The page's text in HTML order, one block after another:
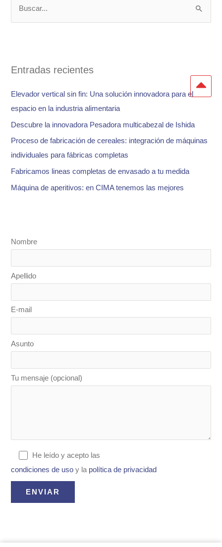
u
a
p
o
r
:
Entradas recientes
Elevador vertical sin fin: Una solución innovadora para el
espacio en la industria alimentaria
Descubre la innovadora Pesadora multicabezal de Ishida
Proceso de fabricación de cereales: integración de máquinas
individuales para fábricas completas
Fabricamos lineas completas de envasado a tu medida
Máquina de aperitivos: en CIMA tenemos las mejores
Nombre
Apellido
E-mail
Asunto
Tu mensaje (opcional)
He leído y acepto las
condiciones de uso y la política de privacidad